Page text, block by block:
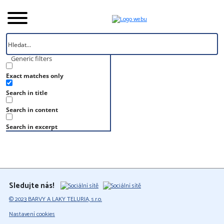
Generic filters
Exact matches only
Search in title
Search in content
Search in excerpt
Úvod
Vzorník
S 7010-Y90R
S 7010-Y90R
Sledujte nás!
© 2023 BARVY A LAKY TELURIA, s.r.o.
Nastavení cookies